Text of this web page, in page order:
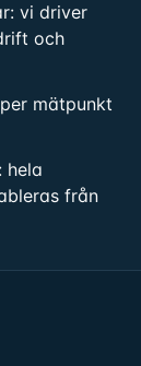
vi driver
och
mätpunkt
hela
från